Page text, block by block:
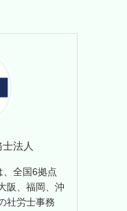
法人
、全国6拠点
阪、福岡、沖
社労士事務